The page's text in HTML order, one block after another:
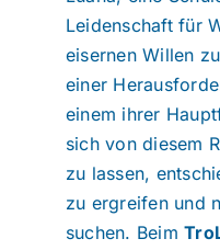
Leidenschaft für
eisernen Willen
einer
einem ihrer
sich von diesem
zu lassen,
zu ergreifen und
suchen. Beim